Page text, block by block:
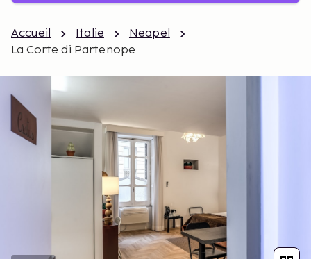
Accueil Italie
Neapel
La Corte di Partenope